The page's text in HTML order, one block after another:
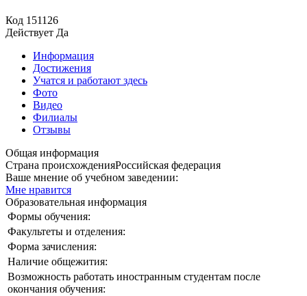
Код 151126
Действует Да
Информация
Достижения
Учатся и работают здесь
Фото
Видео
Филиалы
Отзывы
Общая информация
Страна происхожденияРоссийская федерация
Ваше мнение об учебном заведении:
Мне нравится
Образовательная информация
Формы обучения:
Факультеты и отделения:
Форма зачисления:
Наличие общежития:
Возможность работать иностранным студентам после
окончания обучения: